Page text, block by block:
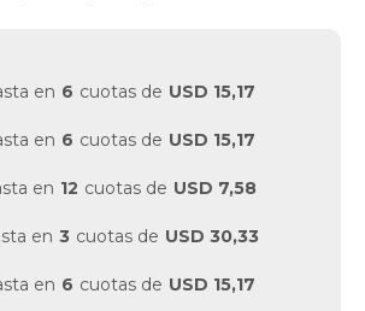
en 6 cuotas de USD 15,17
en 6 cuotas de USD 15,17
en 12 cuotas de USD 7,58
en 3 cuotas de USD 30,33
en 6 cuotas de USD 15,17